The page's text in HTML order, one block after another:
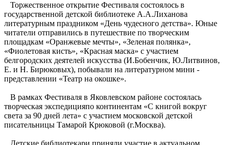
Торжественное открытие Фестиваля состоялось в
государственной детской библиотеке А.А.Лиханова
литературным праздником «День чудесного детства». Юные
читатели отправились в путешествие по творческим
площадкам «Оранжевые мечты», «Зеленая полянка»,
«Фиолетовая кисть», «Красная маска» с участием
белгородских деятелей искусства (И.Бобенчик, Ю.Литвинов,
Е. и Н. Бирюковых), побывали на литературном мини -
представлении «Театр на окошке».
В рамках Фестиваля в Яковлевском районе состоялась
творческая экспедицияпо континентам «С книгой вокруг
света за 90 дней лета» с участием московской детской
писательницы Тамарой Крюковой (г.Москва).